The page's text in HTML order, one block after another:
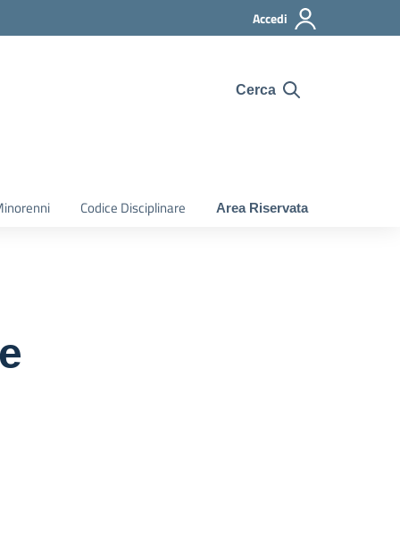
Accedi
Cerca
Codice Disciplinare Area Riservata